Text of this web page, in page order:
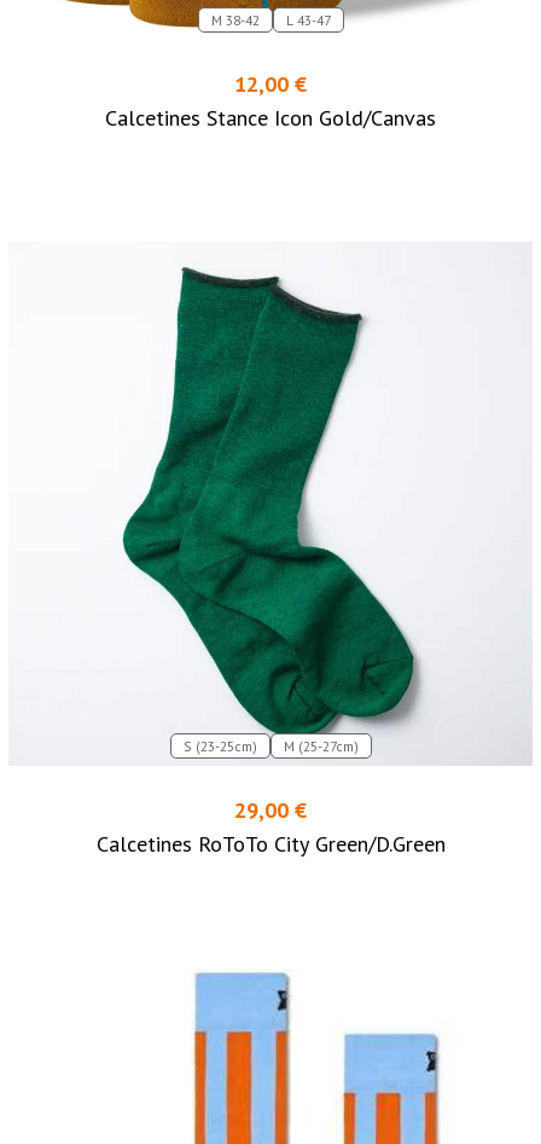
M 38-42 L 43-47
12,00 €
Calcetines Stance Icon Gold/Canvas
S (23-25cm) M (25-27cm)
29,00 €
Calcetines RoToTo City Green/D.Green